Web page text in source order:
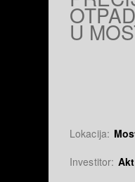
U
Lokacija:
Investitor: